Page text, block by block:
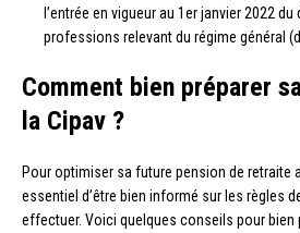
l’entrée en vigueur au 1er janvier 2022
professions relevant du régime général
Comment bien préparer
la Cipav ?
Pour optimiser sa future pension de retraite
essentiel d’être bien informé sur les règles
effectuer. Voici quelques conseils pour bien